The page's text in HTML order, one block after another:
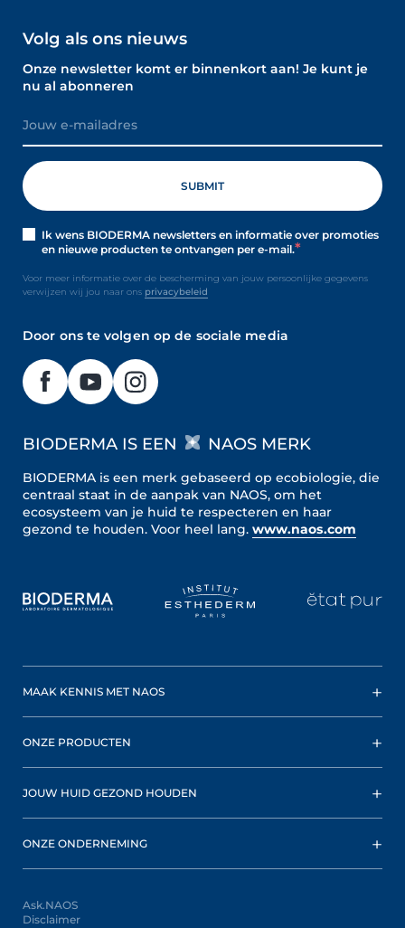
Volg als ons nieuws
Onze newsletter komt er binnenkort aan! Je kunt je
nu al abonneren
Ik wens BIODERMA newsletters en informatie over promoties
en nieuwe producten te ontvangen per e-mail.
Voor meer informatie over de bescherming van jouw persoonlijke gegevens
verwijzen wij jou naar ons privacybeleid
Door ons te volgen op de sociale media
BIODERMA IS EEN NAOS MERK
BIODERMA is een merk gebaseerd op ecobiologie, die
centraal staat in de aanpak van NAOS, om het
ecosysteem van je huid te respecteren en haar
gezond te houden. Voor heel lang. www.naos.com
MAAK KENNIS MET NAOS
ONZE PRODUCTEN
JOUW HUID GEZOND HOUDEN
ONZE ONDERNEMING
Ask.NAOS
Disclaimer